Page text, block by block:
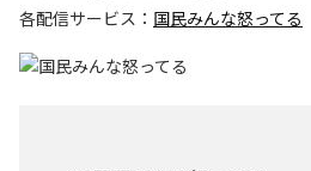
各配信サービス： 国民みんな怒ってる